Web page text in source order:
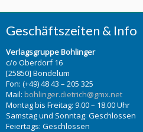
Geschäftszeiten & Info
Verlagsgruppe Bohlinger
c/o Oberdorf 16
[25850] Bondelum
Fon: (+49) 48 43 – 205 325
Mail: bohlinger.dietrich@gmx.net
Montag bis Freitag: 9.00 – 18.00 Uhr
Samstag und Sonntag: Geschlossen
Feiertags: Geschlossen